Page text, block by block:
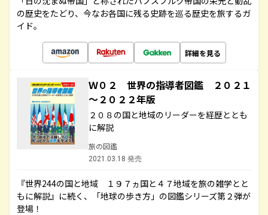
の歴史をたどり、今なお各国に残る史跡を巡る歴史を旅するガ
イド。
詳細を見る
Ｗ０２ 世界の指導者図鑑 ２０２１
～２０２２年版
２０８の国と地域のリーダーを経歴ととも
に解説
旅の図鑑
2021.03.18 発売
『世界244の国と地域 １９７ヵ国と４７地域を旅の雑学とと
もに解説』に続く、「地球の歩き方」の図鑑シリーズ第２弾が
登場！